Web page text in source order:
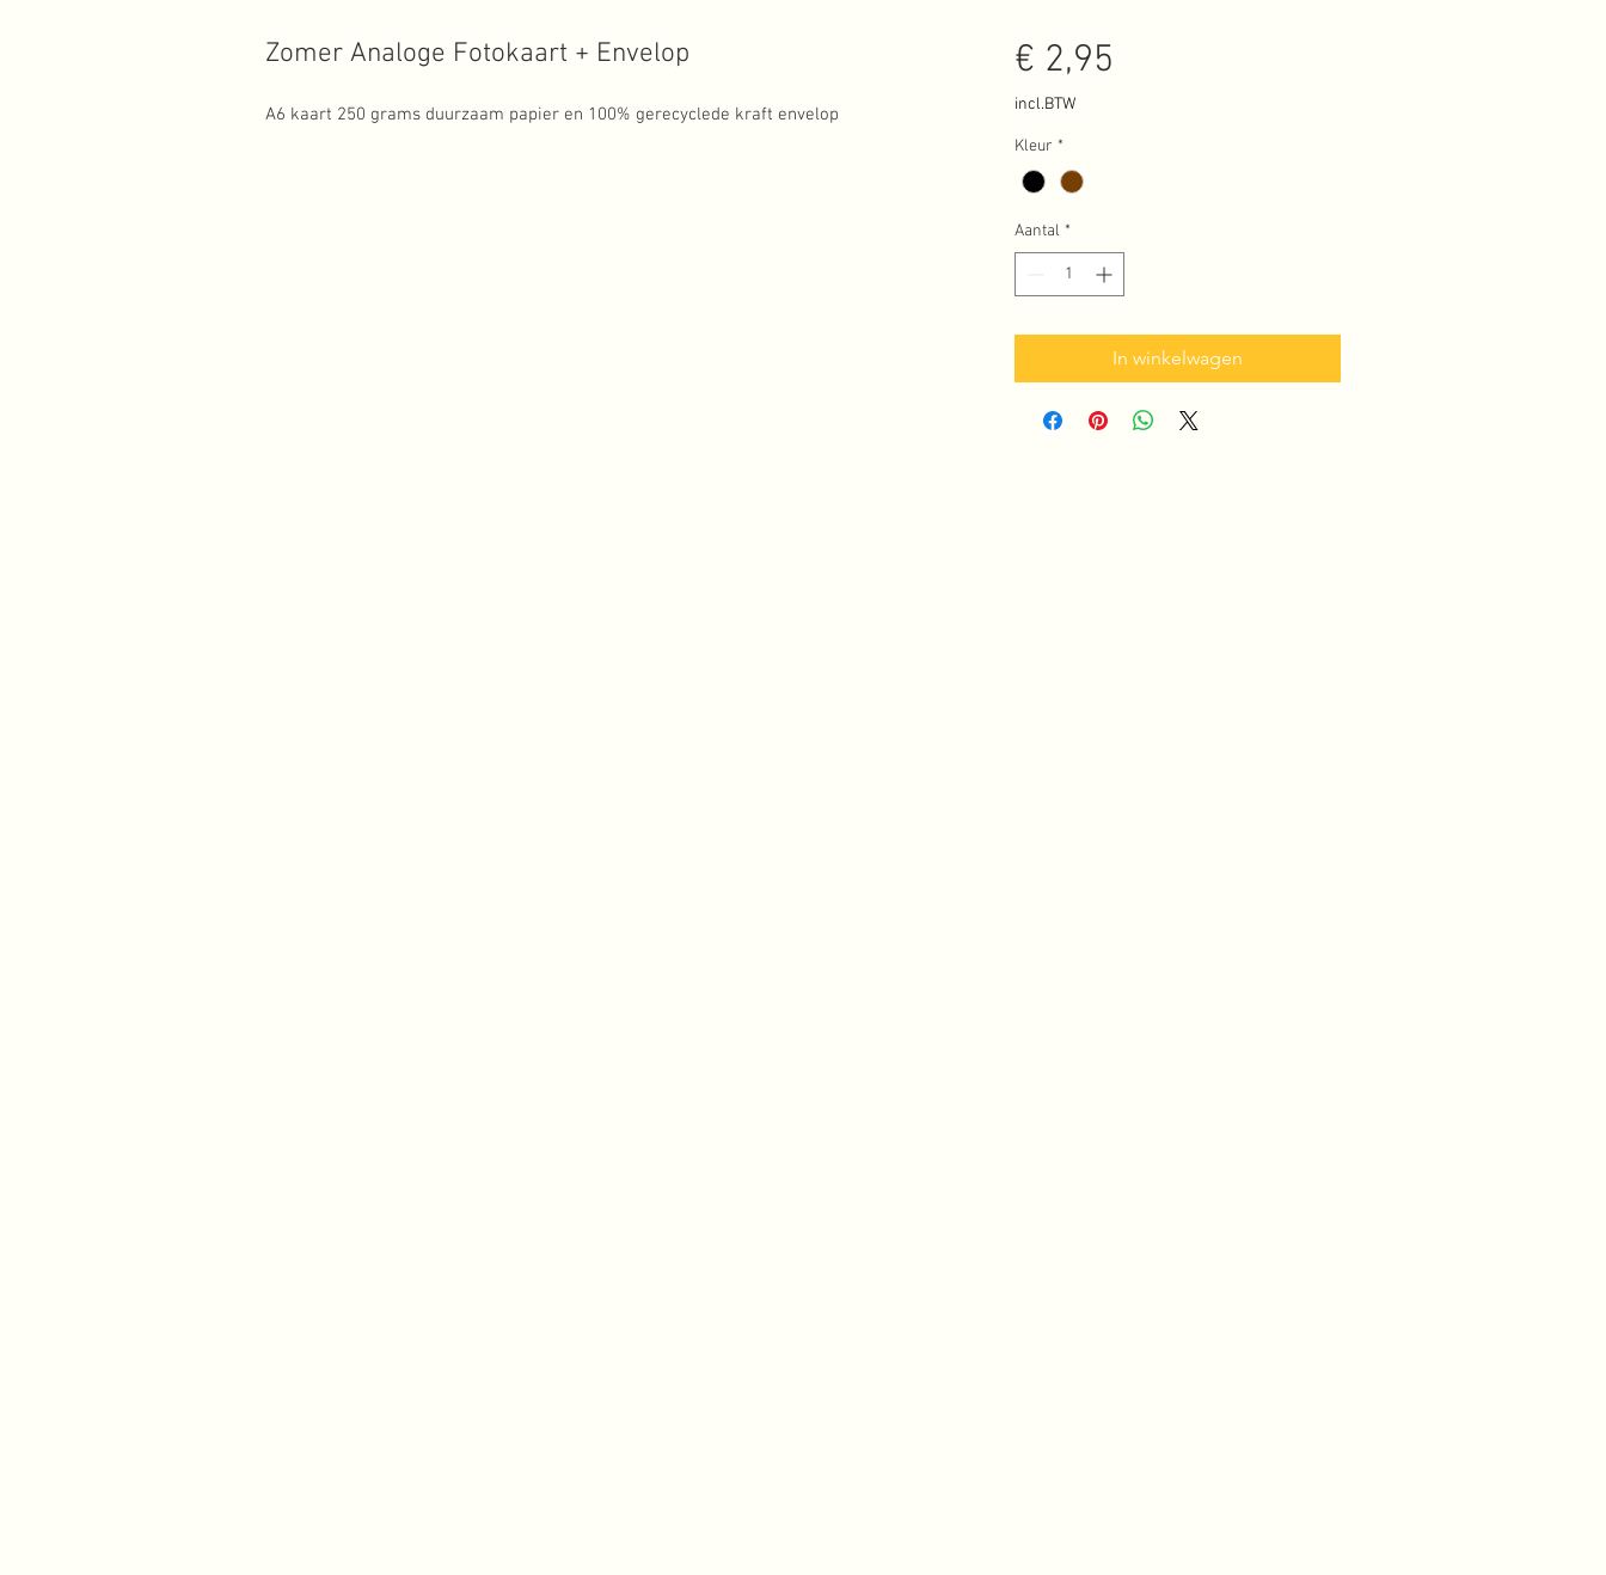
Zomer Analoge Fotokaart + Envelop
A6 kaart 250 grams duurzaam papier en 100% gerecyclede kraft envelop
€ 2,95
incl.BTW
Kleur *
Aantal *
In winkelwagen